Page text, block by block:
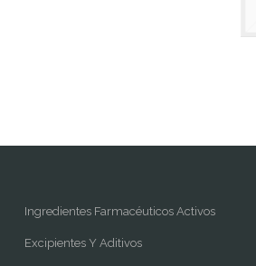
Ingredientes Farmacéuticos Activos
Excipientes Y Aditivos